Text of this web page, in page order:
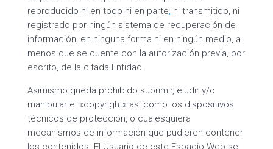
reproducido ni en todo ni en parte, ni transmitido, ni
registrado por ningún sistema de recuperación de
información, en ninguna forma ni en ningún medio, a
menos que se cuente con la autorización previa, por
escrito, de la citada Entidad.
Asimismo queda prohibido suprimir, eludir y/o
manipular el «copyright» así como los dispositivos
técnicos de protección, o cualesquiera
mecanismos de información que pudieren contener
los contenidos. El Usuario de este Espacio Web se